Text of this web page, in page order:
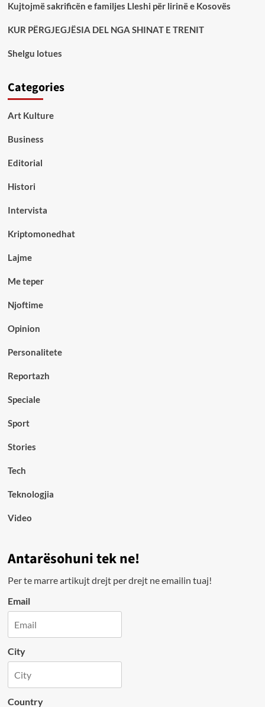
Kujtojmë sakrificën e familjes Lleshi për lirinë e Kosovës
KUR PËRGJEGJËSIA DEL NGA SHINAT E TRENIT
Shelgu lotues
Categories
Art Kulture
Business
Editorial
Histori
Intervista
Kriptomonedhat
Lajme
Me teper
Njoftime
Opinion
Personalitete
Reportazh
Speciale
Sport
Stories
Tech
Teknologjia
Video
Antarësohuni tek ne!
Per te marre artikujt drejt per drejt ne emailin tuaj!
Email
City
Country